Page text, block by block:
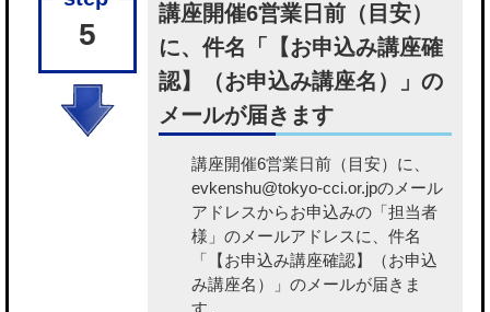
5
講座開催6営業日前（目安）
に、件名「【お申込み講座確
認】（お申込み講座名）」の
メールが届きます
講座開催6営業日前（目安）に、
evkenshu@tokyo-cci.or.jpのメール
アドレスからお申込みの「担当者
様」のメールアドレスに、件名
「【お申込み講座確認】（お申込
み講座名）」のメールが届きま